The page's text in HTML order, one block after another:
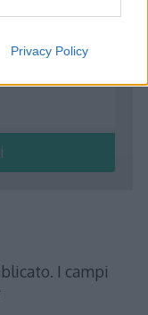
Privacy Policy
I campi